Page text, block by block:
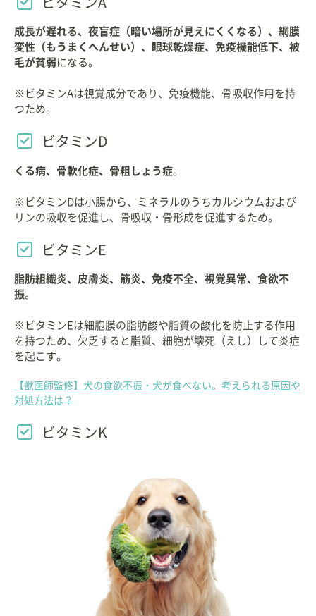
成長が遅れる、夜盲症（暗い場所が見えにくくなる）、網膜
変性（もうまくへんせい）、眼球乾燥症、免疫機能低下、被
毛が貧弱 になる。
※ビタミンAは視覚成分であり、免疫機能、骨吸収作用を持
つため。
ビタミンD
くる病、骨軟化症、骨粗しょう症。
※ビタミンDは小腸から、ミネラルのうちカルシウムおよび
リンの吸収を促進し、骨吸収・骨形成を促進するため。
ビタミンE
脂肪組織炎、皮膚炎、筋炎、免疫不全、視覚異常、食欲不
振。
※ビタミンEは細胞膜の脂肪酸や脂質の酸化を防止する作用
を持つため、欠乏すると脂質、細胞が壊死（えし）して炎症
を起こす。
【獣医師監修】犬の食欲不振・犬が食べない。考えられる原因や
対処方法は？
ビタミンK